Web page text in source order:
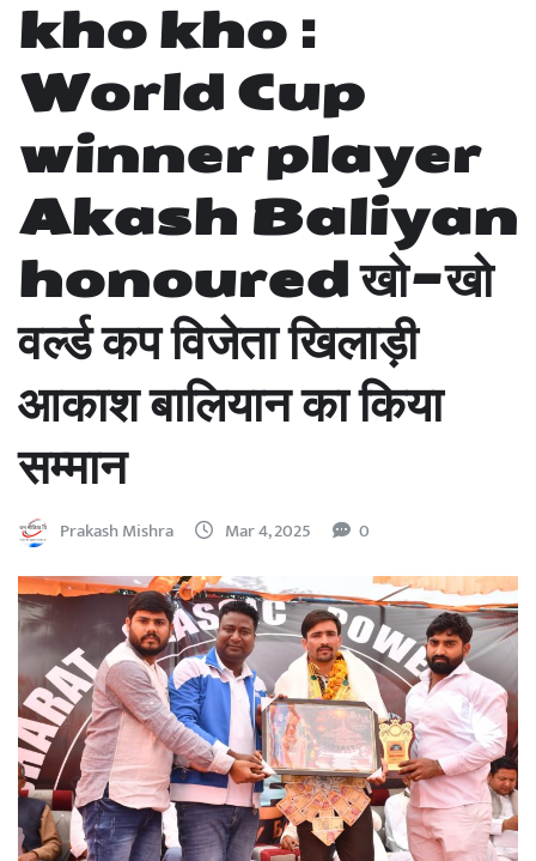
kho kho :
World Cup
winner player
Akash Baliyan
honoured खो-खो
वर्ल्ड कप विजेता खिलाड़ी
आकाश बालियान का किया
सम्मान
Prakash Mishra Mar 4, 2025 0